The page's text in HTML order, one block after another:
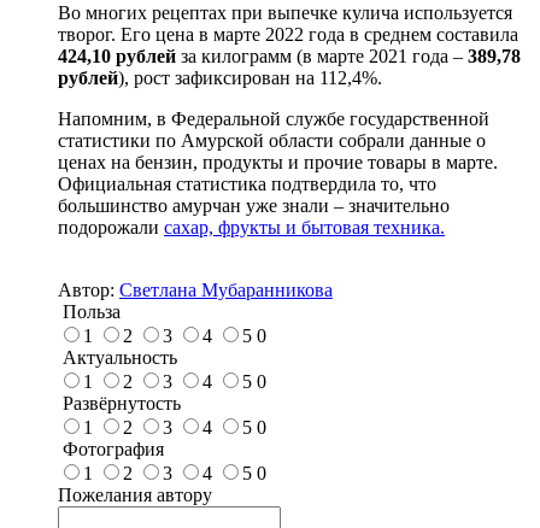
Во многих рецептах при выпечке кулича используется
творог. Его цена в марте 2022 года в среднем составила
424,10 рублей за килограмм (в марте 2021 года – 389,78
рублей), рост зафиксирован на 112,4%.
Напомним, в Федеральной службе государственной
статистики по Амурской области собрали данные о
ценах на бензин, продукты и прочие товары в марте.
Официальная статистика подтвердила то, что
большинство амурчан уже знали – значительно
подорожали сахар, фрукты и бытовая техника.
Автор: Светлана Мубаранникова
Польза
1
2 3 4 5 0
Актуальность
1
2 3 4 5 0
Развёрнутость
1
2 3 4 5 0
Фотография
1
2 3 4 5 0
Пожелания автору